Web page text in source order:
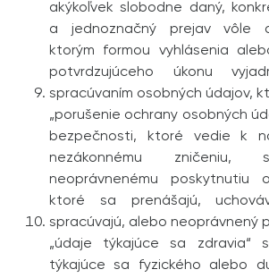
akýkoľvek slobodne daný,
a jednoznačný prejav vôle
ktorým formou vyhlásenia
potvrdzujúceho úkonu
spracúvaním osobných údajov,
„porušenie ochrany osobných
bezpečnosti, ktoré vedie k
nezákonnému zničeniu,
neoprávnenému poskytnutiu
ktoré sa prenášajú,
spracúvajú, alebo neoprávnený
„údaje týkajúce sa zdravia“
týkajúce sa fyzického alebo